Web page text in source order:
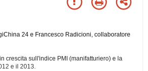
24 e Francesco Radicioni, collaboratore
crescita sull'indice PMI (manifatturiero) e la
e il 2013.